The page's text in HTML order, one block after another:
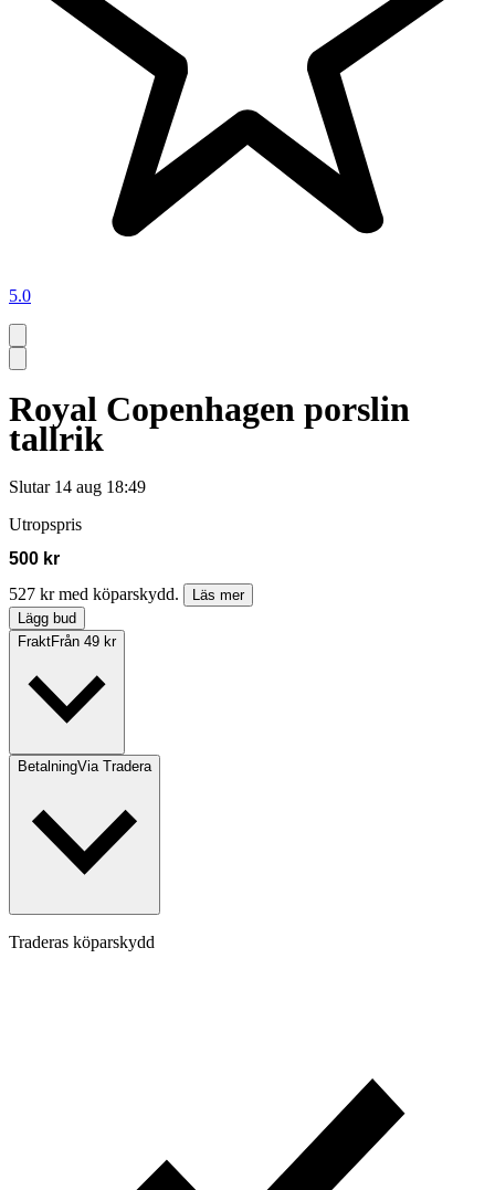
5.0
Royal Copenhagen porslin
tallrik
Slutar 14 aug 18:49
Utropspris
500 kr
527 kr med köparskydd.
Läs mer
Lägg bud
FraktFrån 49 kr
BetalningVia Tradera
Traderas köparskydd